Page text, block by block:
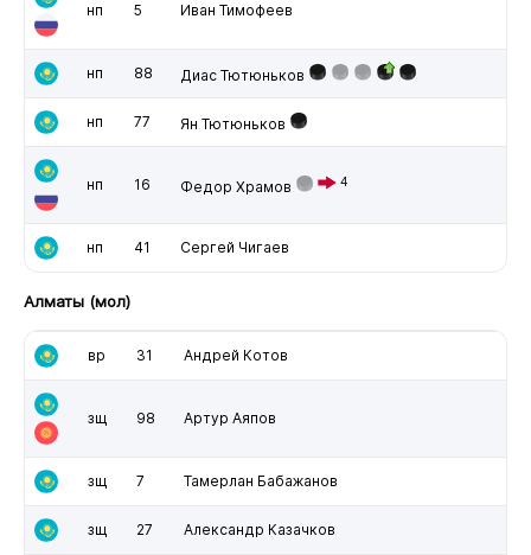
нп 5 Иван Тимофеев
нп 88 Диас Тютюньков
нп 77 Ян Тютюньков
нп 16 Федор Храмов 4
нп 41 Сергей Чигаев
Алматы (мол)
вр 31 Андрей Котов
зщ 98 Артур Аяпов
зщ 7 Тамерлан Бабажанов
зщ 27 Александр Казачков